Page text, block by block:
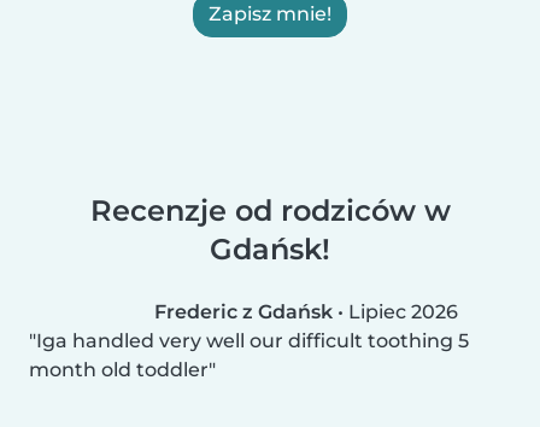
Zapisz mnie!
Recenzje od rodziców w
Gdańsk!
Frederic z Gdańsk • Lipiec 2026
Iga handled very well our difficult toothing 5
month old toddler